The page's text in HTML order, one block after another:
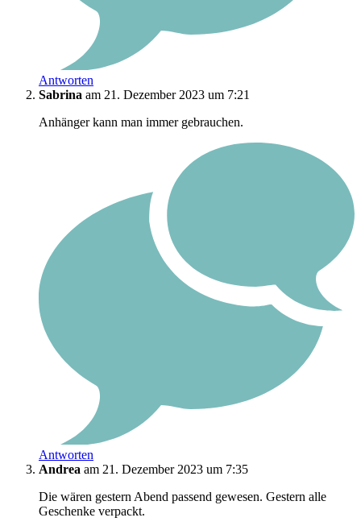
Antworten
Sabrina am 21. Dezember 2023 um 7:21
Anhänger kann man immer gebrauchen.
Antworten
Andrea am 21. Dezember 2023 um 7:35
Die wären gestern Abend passend gewesen. Gestern alle
Geschenke verpackt.